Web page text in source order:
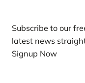
Subscribe to our
latest news
Signup Now